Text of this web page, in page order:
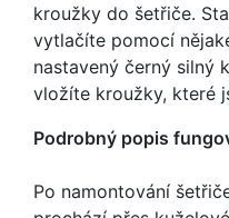
kroužky do šetřiče.
vytlačíte pomocí
nastavený černý silný
vložíte kroužky, které
Podrobný popis
Po namontování